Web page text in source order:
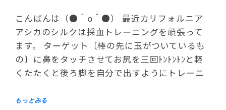
こんばんは（●＾o＾●） 最近カリフォルニア
アシカのシルクは採血トレーニングを頑張って
ます。 ターゲット〔棒の先に玉がついているも
の〕に鼻をタッチさせてお尻を三回ﾄﾝﾄﾝﾄﾝと軽
くたたくと後ろ脚を自分で出すようにトレーニ